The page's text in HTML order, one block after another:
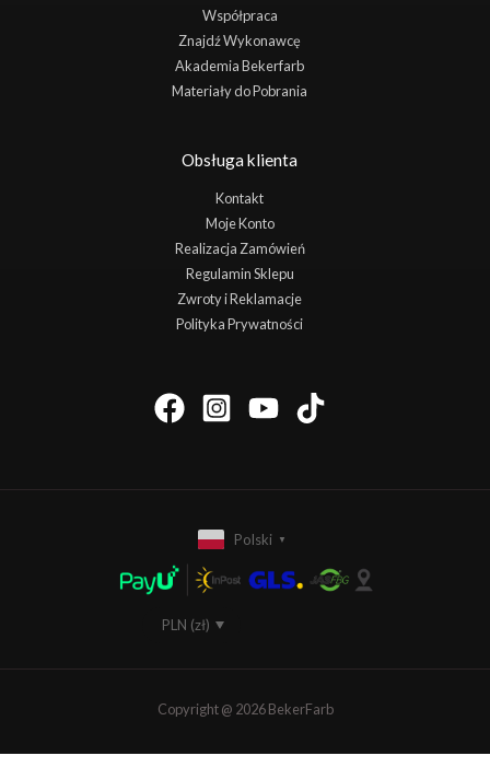
Współpraca
Znajdź Wykonawcę
Akademia Bekerfarb
Materiały do Pobrania
Obsługa klienta
Kontakt
Moje Konto
Realizacja Zamówień
Regulamin Sklepu
Zwroty i Reklamacje
Polityka Prywatności
Polski ▼
PLN (zł)
Copyright @ 2026 BekerFarb